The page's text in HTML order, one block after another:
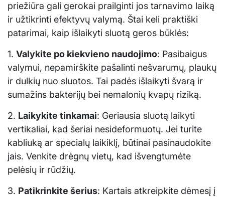
priežiūra gali gerokai prailginti jos tarnavimo laiką
ir užtikrinti efektyvų valymą. Štai keli praktiški
patarimai, kaip išlaikyti sluotą geros būklės:
1. Valykite po kiekvieno naudojimo: Pasibaigus
valymui, nepamirškite pašalinti nešvarumų, plaukų
ir dulkių nuo sluotos. Tai padės išlaikyti švarą ir
sumažins bakterijų bei nemalonių kvapų riziką.
2. Laikykite tinkamai: Geriausia sluotą laikyti
vertikaliai, kad šeriai nesideformuotų. Jei turite
kabliuką ar specialų laikiklį, būtinai pasinaudokite
jais. Venkite drėgnų vietų, kad išvengtumėte
pelėsių ir rūdžių.
3. Patikrinkite šerius: Kartais atkreipkite dėmesį į